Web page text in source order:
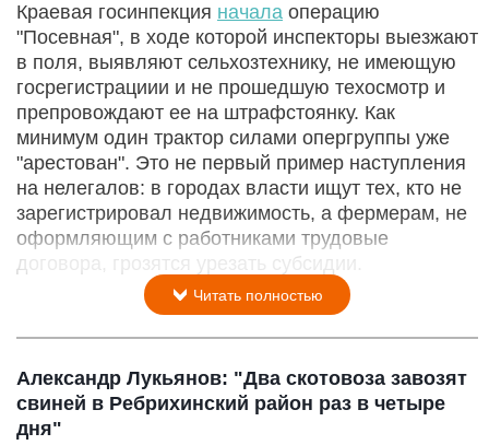
Краевая госинпекция начала операцию
"Посевная", в ходе которой инспекторы выезжают
в поля, выявляют сельхозтехнику, не имеющую
госрегистрациии и не прошедшую техосмотр и
препровождают ее на штрафстоянку. Как
минимум один трактор силами опергруппы уже
"арестован". Это не первый пример наступления
на нелегалов: в городах власти ищут тех, кто не
зарегистрировал недвижимость, а фермерам, не
оформляющим с работниками трудовые
договора, грозятся урезать субсидии.
Читать полностью
Александр Лукьянов: "Два скотовоза завозят
свиней в Ребрихинский район раз в четыре
дня"